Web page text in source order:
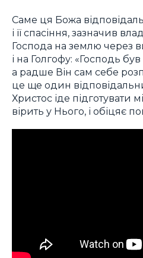
Саме ця Божа
і її спасіння, зазначив
Господа на землю через
і на Голгофу: «Господь
а радше Він сам себе
це ще один
Христос іде підготувати
вірить у Нього, і обіцяє